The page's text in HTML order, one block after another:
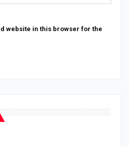
website in this browser for the